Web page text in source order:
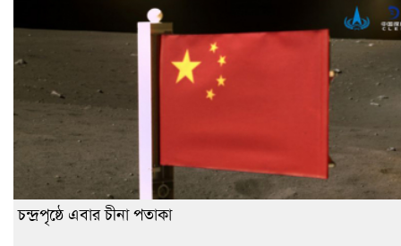
চন্দ্রপৃষ্ঠে এবার চীনা পতাকা